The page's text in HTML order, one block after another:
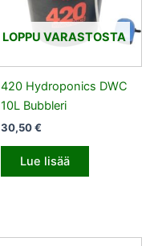
LOPPU VARASTOSTA
420 Hydroponics DWC
10L Bubbleri
30,50€
Lue lisää